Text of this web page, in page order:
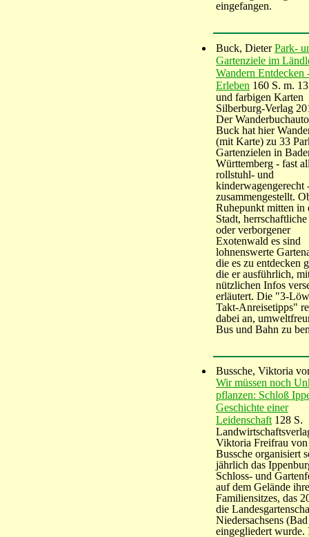
eingefangen.
Buck, DieterPark-
Gartenziele im
Wandern Entdecken
Erleben 160 S. m.
und farbigen Karten
Silberburg-Verlag
Der
Buck hat hier
(mit Karte) zu 33
Gartenzielen in
Württemberg - fast
rollstuhl- und
kinderwagengerecht
zusammengestellt.
Ruhepunkt mitten in
Stadt,
oder verborgener
Exotenwald es sind
lohnenswerte
die es zu entdecken
die er ausführlich,
nützlichen Infos
erläutert. Die "3-
Takt-Anreisetipps"
dabei an,
Bus und Bahn zu
Bussche, Viktoria
Wir müssen noch
pflanzen: Schloß
Geschichte einer
Leidenschaft 128 S.
Viktoria Freifrau von
Bussche organisiert
jährlich das
Schloss- und
auf dem Gelände
Familiensitzes, das
die
Niedersachsens
eingegliedert wurde.